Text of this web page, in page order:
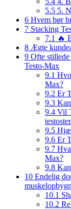
5.5 5.
6 Hvem bør
7 Stacking
7.1 🔥
8 Ægte
9 Ofte
Testo-Max
9.1
Max?
9.2 Er
9.3
9.4 Vil
9.5
9.6 Er
9.7
Max?
9.8
10 Endelig
10.1
10.2